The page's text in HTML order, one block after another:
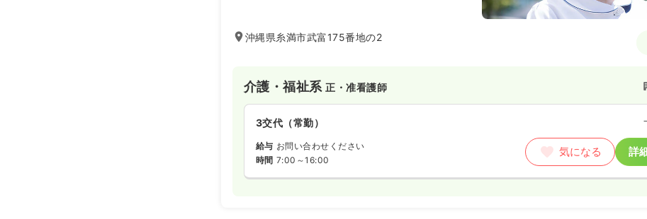
沖縄県糸満市武富175番地の2
介護・福祉系正・准看護師
3交代（常勤）
給与 お問い合わせください
時間 7:00～16:00
気になる 詳